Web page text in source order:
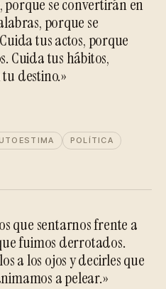
porque se convertirán en
porque se
tus actos, porque
Cuida tus hábitos,
destino.»
POLÍTICA
que sentarnos frente a
fuimos derrotados.
a los ojos y decirles que
a pelear.»